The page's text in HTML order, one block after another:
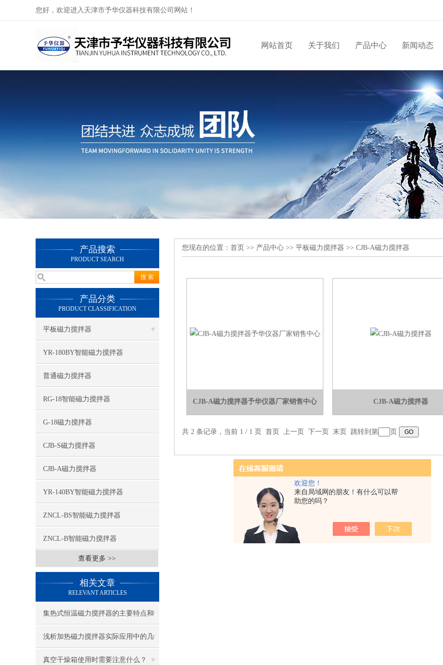
欢迎您！
来自局域网的朋友！有什么可以帮
助您的吗？
您好，欢迎进入天津市予华仪器科技有限公司网站！
网站首页 关于我们 产品中心 新闻动态
产品搜索
PRODUCT SEARCH
产品分类
PRODUCT CLASSIFICATION
平板磁力搅拌器
YR-180BY智能磁力搅拌器
普通磁力搅拌器
RG-18智能磁力搅拌器
G-18磁力搅拌器
CJB-S磁力搅拌器
CJB-A磁力搅拌器
YR-140BY智能磁力搅拌器
ZNCL-BS智能磁力搅拌器
ZNCL-B智能磁力搅拌器
查看更多 >>
相关文章
RELEVANT ARTICLES
集热式恒温磁力搅拌器的主要特点和
用途
浅析加热磁力搅拌器实际应用中的几
大问题
真空干燥箱使用时需要注意什么？
您现在的位置： 首页 >> 产品中心 >> 平板磁力搅拌器 >> CJB-A磁力搅拌器
CJB-A磁力搅拌器予华仪器厂家销售中心 CJB-A磁力搅拌器
共 2 条记录，当前 1 / 1 页 首页 上一页 下一页 末页 跳转到第 页